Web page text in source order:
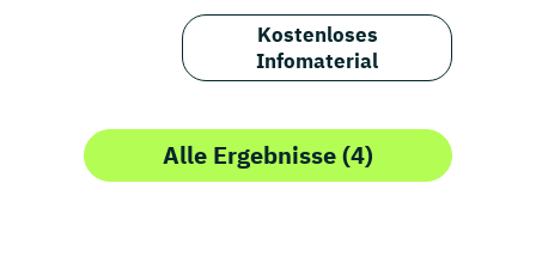
Kostenloses
Infomaterial
Alle Ergebnisse (4)